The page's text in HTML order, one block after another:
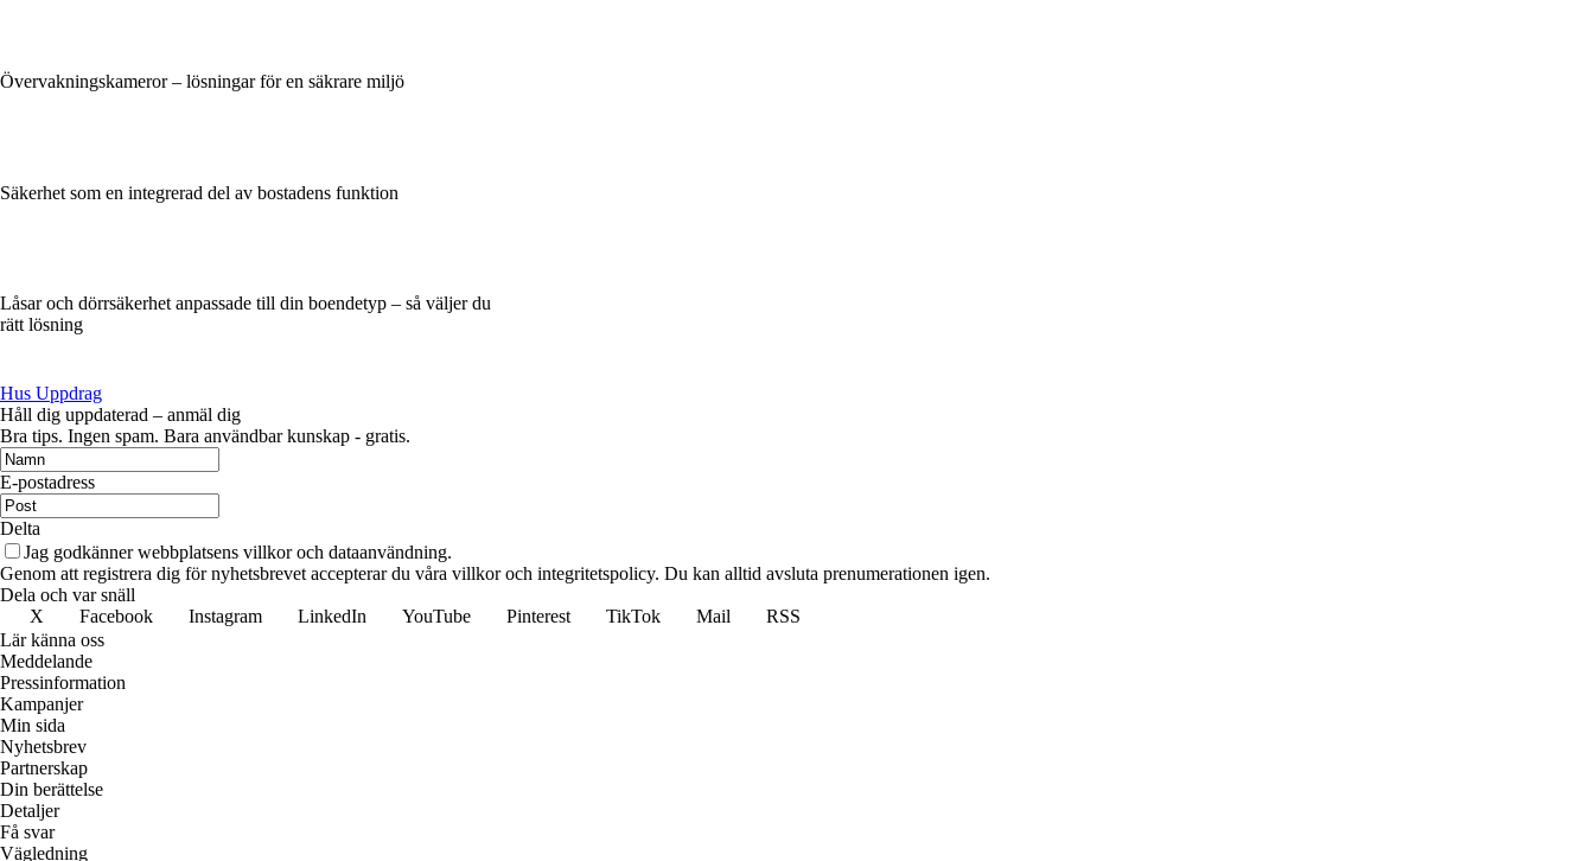
Övervakningskameror – lösningar för en säkrare miljö
Säkerhet som en integrerad del av bostadens funktion
Låsar och dörrsäkerhet anpassade till din boendetyp – så väljer du
rätt lösning
Hus Uppdrag
Håll dig uppdaterad – anmäl dig
Bra tips. Ingen spam. Bara användbar kunskap - gratis.
E-postadress
Delta
Jag godkänner webbplatsens villkor och dataanvändning.
Genom att registrera dig för nyhetsbrevet accepterar du våra villkor och integritetspolicy. Du kan alltid avsluta prenumerationen igen.
Dela och var snäll
X
Facebook Instagram LinkedIn YouTube Pinterest TikTok Mail
RSS
Lär känna oss
Meddelande
Pressinformation
Kampanjer
Min sida
Nyhetsbrev
Partnerskap
Din berättelse
Detaljer
Få svar
Vägledning